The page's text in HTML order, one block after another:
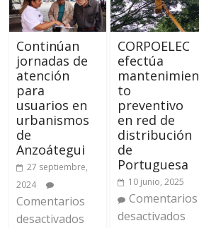
Continúan
jornadas de
atención
para
usuarios en
urbanismos
de
Anzoátegui
27 septiembre,
2024
Comentarios
desactivados
CORPOELEC
efectúa
mantenimien
to
preventivo
en red de
distribución
de
Portuguesa
10 junio, 2025
Comentarios
desactivados